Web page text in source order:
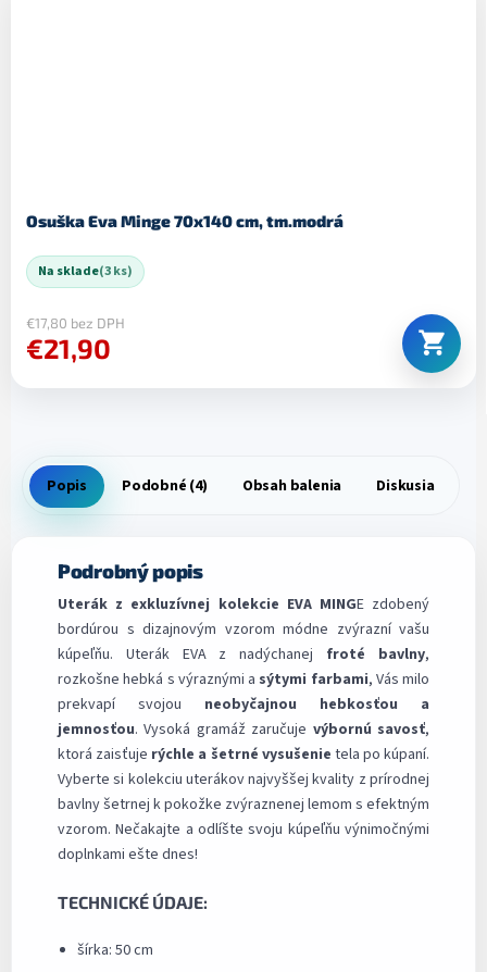
Osuška Eva Minge 70x140 cm, tm.modrá
Na sklade(3 ks)
€17,80 bez DPH
€21,90
Popis Podobné (4) Obsah balenia Diskusia
Podrobný popis
Uterák z exkluzívnej kolekcie EVA MINGE zdobený
bordúrou s dizajnovým vzorom módne zvýrazní vašu
kúpeľňu. Uterák EVA z nadýchanej froté bavlny,
rozkošne hebká s výraznými asýtymi farbami, Vás milo
prekvapí svojou neobyčajnou hebkosťou a
jemnosťou. Vysoká gramáž zaručuje výbornú savosť,
ktorá zaisťuje rýchle a šetrné vysušenie tela po kúpaní.
Vyberte si kolekciu uterákov najvyššej kvality z prírodnej
bavlny šetrnej k pokožke zvýraznenej lemom s efektným
vzorom. Nečakajte a odlíšte svoju kúpeľňu výnimočnými
doplnkami ešte dnes!
TECHNICKÉ ÚDAJE:
šírka: 50 cm